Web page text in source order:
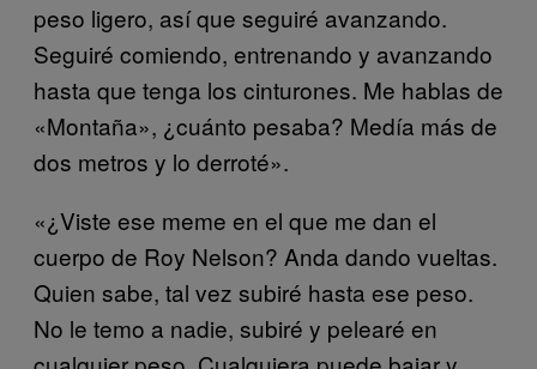
peso ligero, así que seguiré avanzando.
Seguiré comiendo, entrenando y avanzando
hasta que tenga los cinturones. Me hablas de
«Montaña», ¿cuánto pesaba? Medía más de
dos metros y lo derroté».
«¿Viste ese meme en el que me dan el
cuerpo de Roy Nelson? Anda dando vueltas.
Quien sabe, tal vez subiré hasta ese peso.
No le temo a nadie, subiré y pelearé en